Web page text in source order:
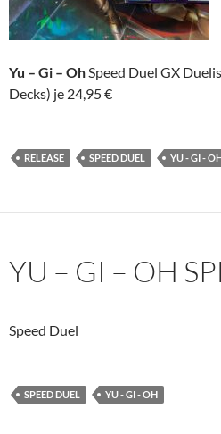
Yu – Gi – OhSpeed Duel GX
Decks) je 24,95 €
RELEASE SPEED DUEL YU - GI -
YU – GI – OH
Speed Duel
SPEED DUEL YU - GI - OH